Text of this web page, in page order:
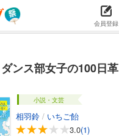
会員登録
ス部女子の100日革
小説・文芸
相羽鈴 / いちご飴
3.0(1)